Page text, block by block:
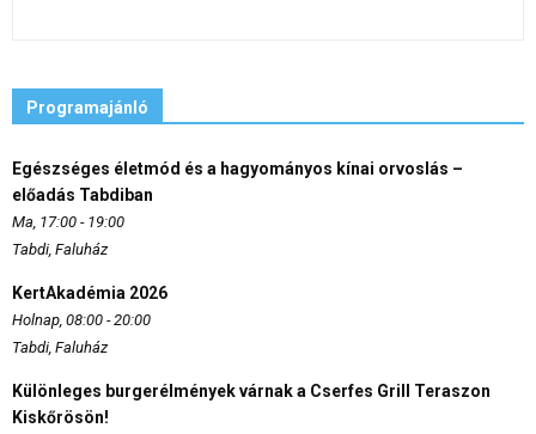
Programajánló
Egészséges életmód és a hagyományos kínai orvoslás –
előadás Tabdiban
Ma, 17:00 - 19:00
Tabdi, Faluház
KertAkadémia 2026
Holnap, 08:00 - 20:00
Tabdi, Faluház
Különleges burgerélmények várnak a Cserfes Grill Teraszon
Kiskőrösön!